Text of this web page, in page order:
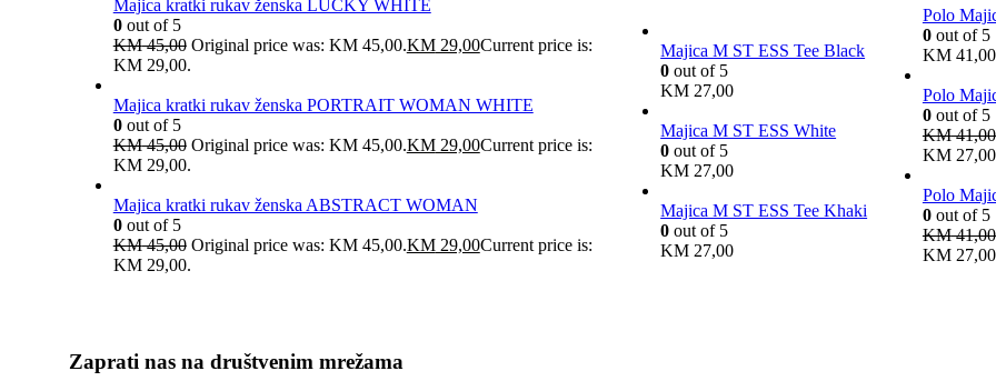
Majica kratki rukav ženska LUCKY WHITE
0out of 5
KM45,00 Original price was: KM 45,00.KM29,00Current price is:
KM 29,00.
Majica kratki rukav ženska PORTRAIT WOMAN WHITE
0out of 5
KM45,00 Original price was: KM 45,00.KM29,00Current price is:
KM 29,00.
Majica kratki rukav ženska ABSTRACT WOMAN
0out of 5
KM45,00 Original price was: KM 45,00.KM29,00Current price is:
KM 29,00.
Majica M ST ESS Tee Black
0 out of 5
KM 27,00
Majica M ST ESS White
0 out of 5
KM 27,00
Majica M ST ESS Tee Khaki
0 out of 5
KM 27,00
Polo
0out of 5
KM41,00
Polo
0out of 5
KM41,00
KM
Polo
0out of 5
KM41,00
KM
Zaprati nas na društvenim mrežama